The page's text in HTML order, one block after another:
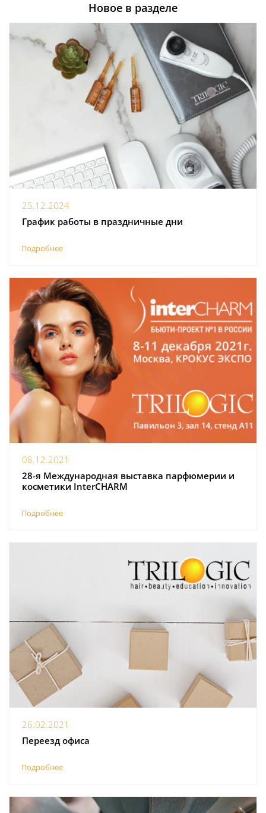
Новое в разделе
25.12.2024
График работы в праздничные дни
Подробнее
08.12.2021
28-я Международная выставка парфюмерии и
косметики InterCHARM
Подробнее
26.02.2021
Переезд офиса
Подробнее